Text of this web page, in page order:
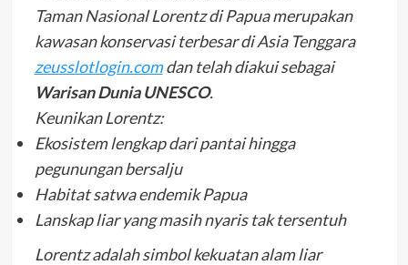
Taman Nasional Lorentz di Papua merupakan
kawasan konservasi terbesar di Asia Tenggara
zeusslotlogin.comdan telah diakui sebagai
Warisan Dunia UNESCO.
Keunikan Lorentz:
Ekosistem lengkap dari pantai hingga
pegunungan bersalju
Habitat satwa endemik Papua
Lanskap liar yang masih nyaris tak tersentuh
Lorentz adalah simbol kekuatan alam liar